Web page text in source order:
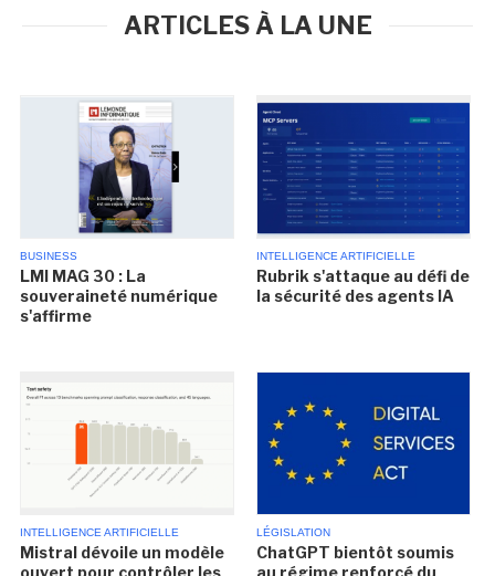
ARTICLES À LA UNE
BUSINESS
LMI MAG 30 : La
souveraineté numérique
s'affirme
INTELLIGENCE ARTIFICIELLE
Rubrik s'attaque au défi de
la sécurité des agents IA
INTELLIGENCE ARTIFICIELLE
Mistral dévoile un modèle
ouvert pour contrôler les
LÉGISLATION
ChatGPT bientôt soumis
au régime renforcé du